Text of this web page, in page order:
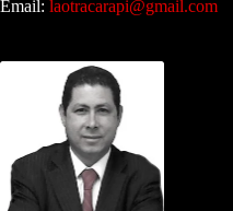
Email: laotracarapi@gmail.com